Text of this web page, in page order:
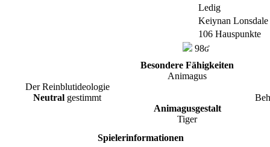
Ledig
Keiynan Lonsdale
106 Hauspunkte
98ʛ
Der Reinblutideologie
Neutral gestimmt
Besondere Fähigkeiten
Animagus
Animagusgestalt
Tiger
Spielerinformationen